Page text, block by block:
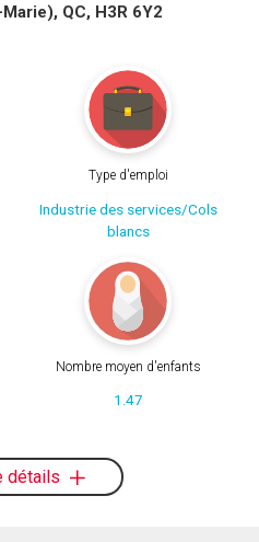
QC, H3R 6Y2
Type d'emploi
Industrie des services/Cols
blancs
Nombre moyen d'enfants
1.47
détails